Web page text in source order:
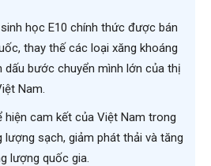
học E10 chính thức được bán
thay thế các loại xăng khoáng
dấu bước chuyển mình lớn của thị
Nam.
hiện cam kết của Việt Nam trong
lượng sạch, giảm phát thải và tăng
lượng quốc gia.